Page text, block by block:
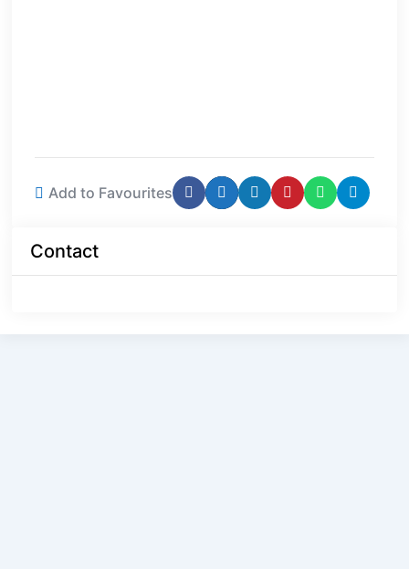
Add to Favourites
Contact